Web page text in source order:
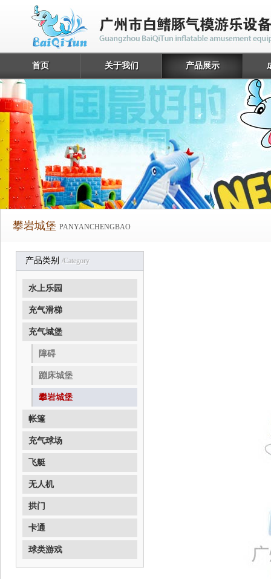
首页 关于我们 产品展示
攀岩城堡 PANYANCHENGBAO
产品类别 /category
水上乐园
充气滑梯
充气城堡
障碍
蹦床城堡
攀岩城堡
帐篷
充气球场
飞艇
无人机
拱门
卡通
球类游戏